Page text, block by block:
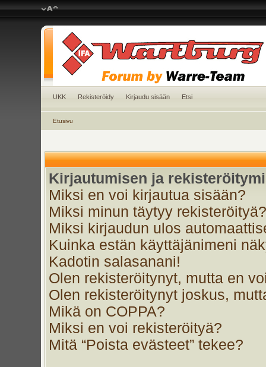
UKK Rekisteröidy Kirjaudu sisään Etsi
Etusivu
Kirjautumisen ja
Miksi en voi kirjautua sisään?
Miksi minun täytyy rekisteröityä?
Miksi kirjaudun ulos
Kuinka estän käyttäjänimeni
Kadotin salasanani!
Olen rekisteröitynyt, mutta en
Olen rekisteröitynyt joskus,
Mikä on COPPA?
Miksi en voi rekisteröityä?
Mitä “Poista evästeet” tekee?